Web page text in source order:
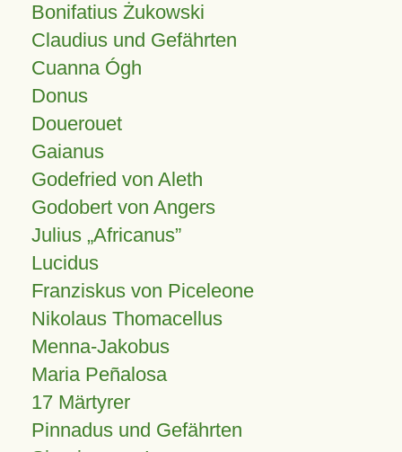
Bonifatius Żukowski
Claudius und Gefährten
Cuanna Ógh
Donus
Douerouet
Gaianus
Godefried von Aleth
Godobert von Angers
Julius Africanus
Lucidus
Franziskus von Piceleone
Nikolaus Thomacellus
Menna-Jakobus
Maria Peñalosa
17 Märtyrer
Pinnadus und Gefährten